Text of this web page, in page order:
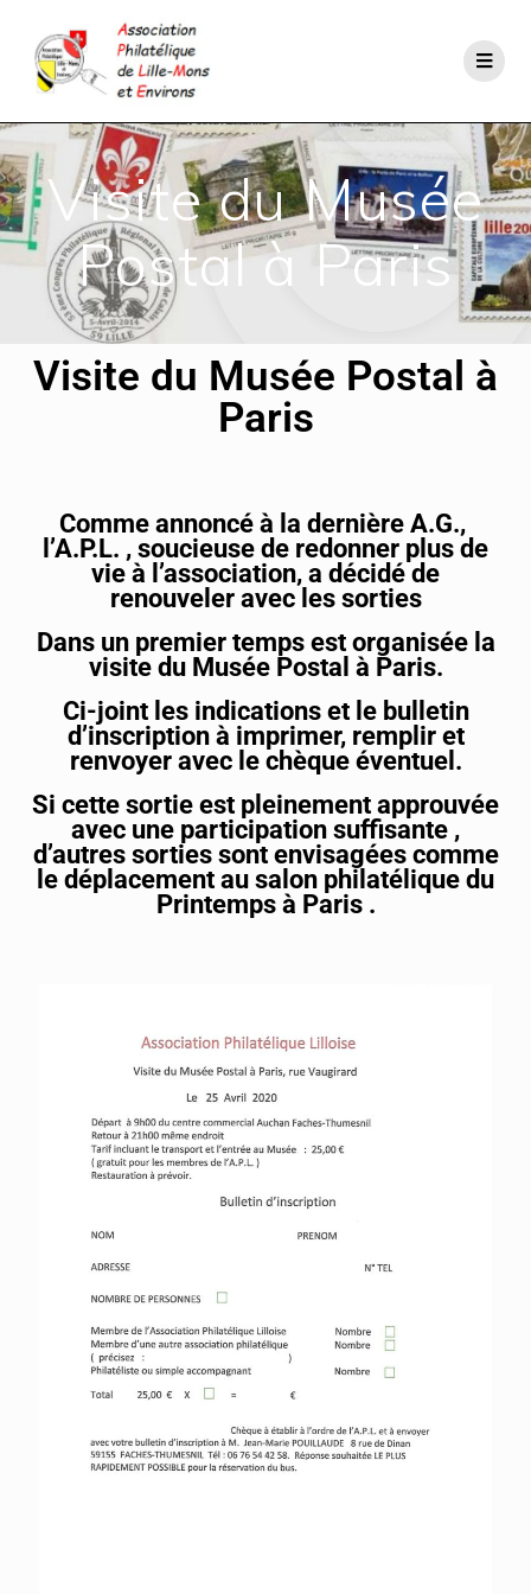
Visite du Musée
Postal à Paris
Visite du Musée Postal à
Paris
Comme annoncé à la dernière A.G.,
l’A.P.L. , soucieuse de redonner plus de
vie à l’association, a décidé de
renouveler avec les sorties
Dans un premier temps est organisée la
visite du Musée Postal à Paris.
Ci-joint les indications et le bulletin
d’inscription à imprimer, remplir et
renvoyer avec le chèque éventuel.
Si cette sortie est pleinement approuvée
avec une participation suffisante ,
d’autres sorties sont envisagées comme
le déplacement au salon philatélique du
Printemps à Paris .